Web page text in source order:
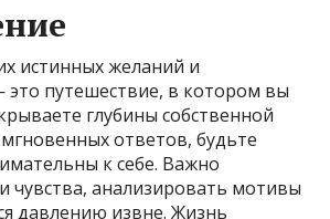
истинных желаний и
это путешествие, в котором вы
глубины собственной
ответов, будьте
к себе. Важно
чувства, анализировать мотивы
давлению извне. Жизнь